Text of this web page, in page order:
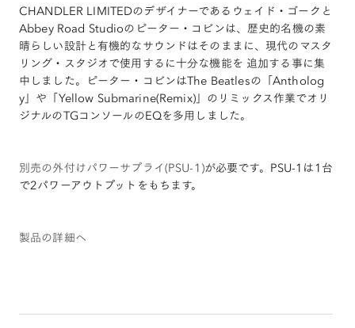
CHANDLER LIMITEDのデザイナーであるウェイド・ゴークと
Abbey Road Studioのピーター・コビンは、歴史的名機の素
晴らしい設計と有機的なサウンドはそのままに、現代のマスタ
リング・スタジオで使用するに十分な機能を 追加する事に集
中しました。ピーター・コビンはThe Beatlesの「Antholog
y」や「Yellow Submarine(Remix)」のリミックス作業でオリ
ジナルのTGコンソールのEQを多用しました。
別売の外付けパワーサプライ(PSU-1)が必要です。PSU-1は1台
で2パワーアウトプットをもちます。
製品の詳細へ